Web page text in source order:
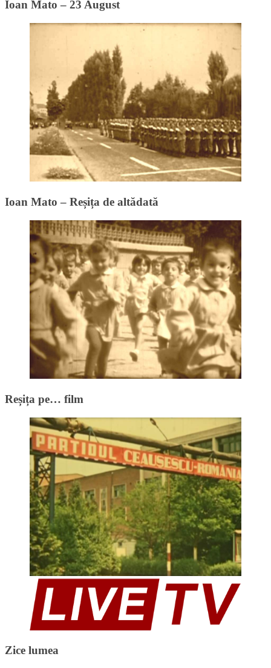
Ioan Mato – 23 August
Ioan Mato – Reșița de altădată
Reșița pe… film
Zice lumea